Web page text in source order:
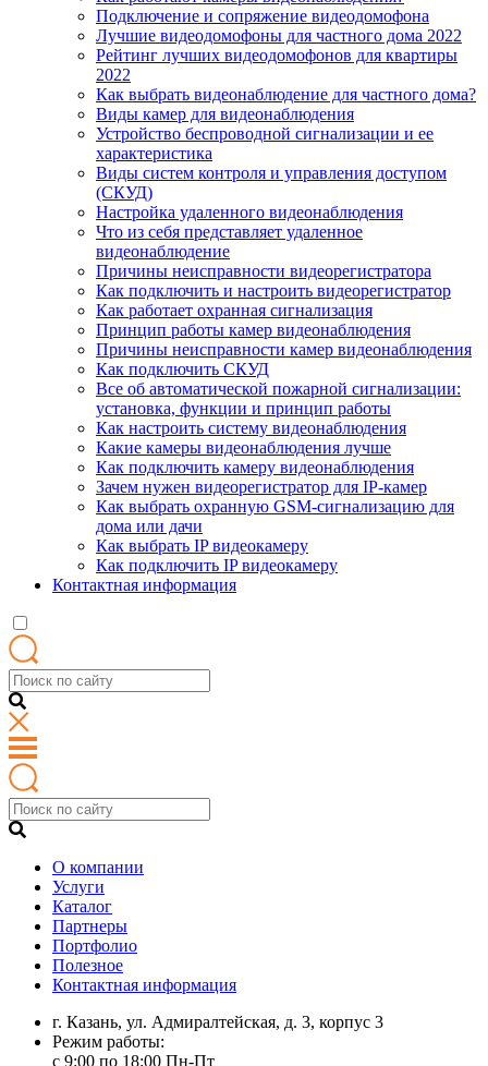
Подключение и сопряжение видеодомофона
Лучшие видеодомофоны для частного дома 2022
Рейтинг лучших видеодомофонов для квартиры
2022
Как выбрать видеонаблюдение для частного дома?
Виды камер для видеонаблюдения
Устройство беспроводной сигнализации и ее
характеристика
Виды систем контроля и управления доступом
(СКУД)
Настройка удаленного видеонаблюдения
Что из себя представляет удаленное
видеонаблюдение
Причины неисправности видеорегистратора
Как подключить и настроить видеорегистратор
Как работает охранная сигнализация
Принцип работы камер видеонаблюдения
Причины неисправности камер видеонаблюдения
Как подключить СКУД
Все об автоматической пожарной сигнализации:
установка, функции и принцип работы
Как настроить систему видеонаблюдения
Какие камеры видеонаблюдения лучше
Как подключить камеру видеонаблюдения
Зачем нужен видеорегистратор для IP-камер
Как выбрать охранную GSM-сигнализацию для
дома или дачи
Как выбрать IP видеокамеру
Как подключить IP видеокамеру
Контактная информация
О компании
Услуги
Каталог
Партнеры
Портфолио
Полезное
Контактная информация
г. Казань, ул. Адмиралтейская, д. 3, корпус 3
Режим работы:
с 9:00 по 18:00 Пн-Пт